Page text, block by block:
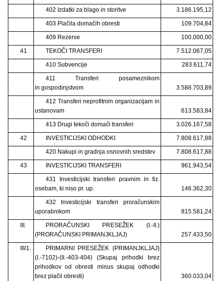
402 Izdatki za blago in storitve
3.186.195,12
403 Plačila domačih obresti
109.704,84
409 Rezerve
100.000,00
41
TEKOČI TRANSFERI
7.512.067,05
410 Subvencije
283.611,74
411 Transferi posameznikom
in gospodinjstvom
3.588.703,89
412 Transferi neprofitnim organizacijam in
ustanovam
613.583,84
413 Drugi tekoči domači transferi
3.026.167,58
42
INVESTICIJSKI ODHODKI
7.808.617,88
420 Nakupi in gradnja osnovnih sredstev
7.808.617,88
43
INVESTICIJSKI TRANSFERI
961.943,54
431 Investicijski transferi pravnim in fiz.
osebam, ki niso pr. up.
146.362,30
432 Investicijski transferi proračunskim
uporabnikom
815.581,24
III.
PRORAČUNSKI PRESEŽEK (I.-II.)
(PRORAČUNSKI PRIMANJKLJAJ)
257.433,50
III/1.
PRIMARNI PRESEŽEK (PRIMANJKLJAJ)
(I.-7102)-(II.-403-404) (Skupaj prihodki brez
prihodkov od obresti minus skupaj odhodki
brez plačil obresti)
360.033,04